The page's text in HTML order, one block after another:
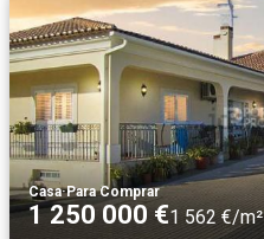
Casa·Para Comprar
1 250 000 €1 562 €/m²